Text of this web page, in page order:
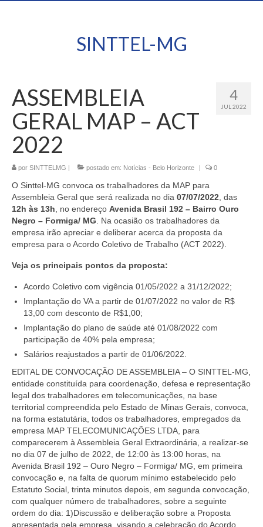
SINTTEL-MG
4
JUL 2022
ASSEMBLEIA
GERAL MAP – ACT
2022
por SINTTELMG | postado em: Notícias - Belo Horizonte | 0
O Sinttel-MG convoca os trabalhadores da MAP para
Assembleia Geral que será realizada no dia 07/07/2022 , das
12h às 13h , no endereço Avenida Brasil 192 – Bairro Ouro
Negro – Formiga/ MG . Na ocasião os trabalhadores da
empresa irão apreciar e deliberar acerca da proposta da
empresa para o Acordo Coletivo de Trabalho (ACT 2022)
Veja os principais pontos da proposta:
Acordo Coletivo com vigência 01/05/2022 a 31/12/2022;
Implantação do VA a partir de 01/07/2022 no valor de R$
13,00 com desconto de R$1,00;
Implantação do plano de saúde até 01/08/2022 com
participação de 40% pela empresa;
Salários reajustados a partir de 01/06/2022.
EDITAL DE CONVOCAÇÃO DE ASSEMBLEIA – O SINTTEL-MG,
entidade constituída para coordenação, defesa e representação
legal dos trabalhadores em telecomunicações, na base
territorial compreendida pelo Estado de Minas Gerais, convoca,
na forma estatutária, todos os trabalhadores, empregados da
empresa MAP TELECOMUNICAÇÕES LTDA , para
comparecerem à Assembleia Geral Extraordinária, a realizar-se
no dia 07 de julho de 2022 , de 12:00 às 13:00 horas , na
Avenida Brasil 192 – Ouro Negro – Formiga/ MG , em primeira
convocação e, na falta de quorum mínimo estabelecido pelo
Estatuto Social, trinta minutos depois, em segunda convocação,
com qualquer número de trabalhadores, sobre a seguinte
ordem do dia: 1)Discussão e deliberação sobre a Proposta
apresentada pela empresa, visando a celebração do Acordo